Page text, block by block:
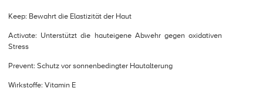
Keep: Bewahrt die Elastizität der Haut
Activate: Unterstützt die hauteigene Abwehr gegen oxidativen
Stress
Prevent: Schutz vor sonnenbedingter Hautalterung
Wirkstoffe: Vitamin E